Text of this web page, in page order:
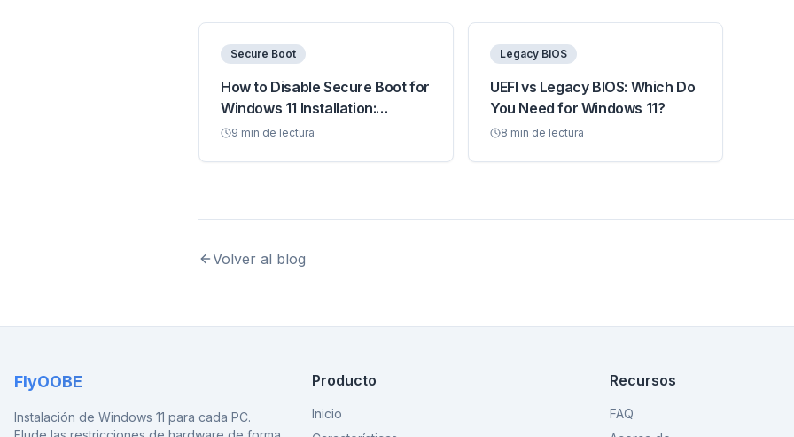
Secure Boot
How to Disable Secure Boot for
Windows 11 Installation:
Complete Guide
9 min de lectura
Legacy BIOS
UEFI vs Legacy BIOS: Which Do
You Need for Windows 11?
8 min de lectura
Volver al blog
FlyOOBE
Instalación de Windows 11 para cada PC.
Producto
Inicio
Recursos
FAQ